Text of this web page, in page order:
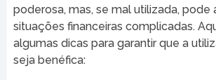
poderosa, mas, se mal utilizada, pode
situações financeiras complicadas.
algumas dicas para garantir que a
seja benéfica: